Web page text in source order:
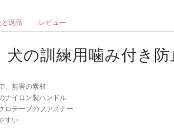
返品 レビュー
犬の訓練用噛み付き
、無害の素材
ナイロン製ハンドル
ロテープのファスナー
すい